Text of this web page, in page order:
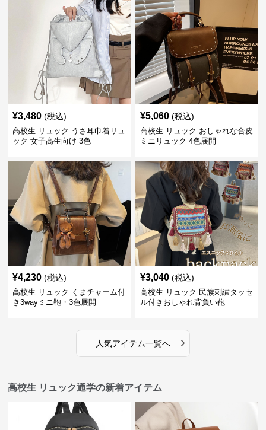
¥3,480 (税込)
高校生 リュック うさ耳巾着リュ
ック 女子高生向け 3色
¥5,060 (税込)
高校生 リュック おしゃれな合皮
ミニリュック 4色展開
¥4,230 (税込)
高校生 リュック くまチャーム付
き3wayミニ鞄・3色展開
¥3,040 (税込)
高校生 リュック 民族刺繍タッセ
ル付きおしゃれ背負い鞄
人気アイテム一覧へ ›
高校生 リュック通学の新着アイテム